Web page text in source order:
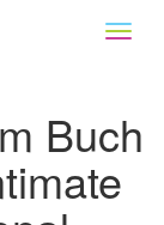
Buch